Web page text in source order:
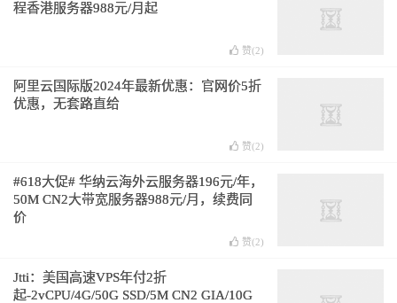
程香港服务器988元/月起
赞(2)
阿里云国际版2024年最新优惠：官网价5折
优惠，无套路直给
赞(2)
#618大促# 华纳云海外云服务器196元/年，
50M CN2大带宽服务器988元/月，续费同
价
赞(2)
Jtti：美国高速VPS年付2折
起-2vCPU/4G/50G SSD/5M CN2 GIA/10G